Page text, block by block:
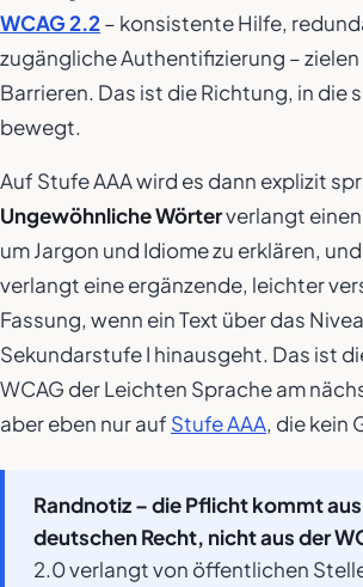
WCAG 2.2– konsistente Hilfe,
zugängliche Authentifizierung –
Barrieren. Das ist die Richtung, in die
bewegt.
Auf Stufe AAA wird es dann explizit
Ungewöhnliche Wörterverlangt
um Jargon und Idiome zu erklären, und
verlangt eine ergänzende, leichter
Fassung, wenn ein Text über das
Sekundarstufe I hinausgeht. Das ist
WCAG der Leichten Sprache am
aber eben nur auf Stufe AAA, die kein
Randnotiz – die Pflicht kommt
deutschen Recht, nicht aus der
2.0 verlangt von öffentlichen